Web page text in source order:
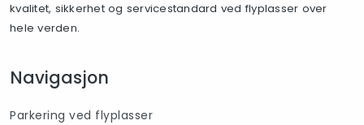
kvalitet, sikkerhet og servicestandard ved flyplasser over
hele verden.
Navigasjon
Parkering ved flyplasser